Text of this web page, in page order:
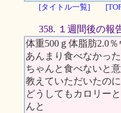
[タイトル一覧]
358. １週間後の報
体重500ｇ体脂肪2.0
あんまり食べなかっ
ちゃんと食べないと
教えていただいたのに
どうしてもカロリー
んと